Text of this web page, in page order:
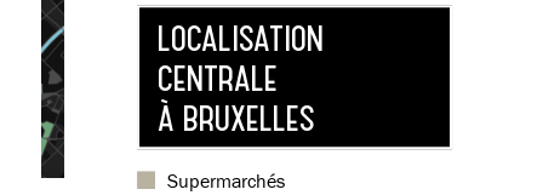
LOCALISATION
CENTRALE
À BRUXELLES
Supermarchés